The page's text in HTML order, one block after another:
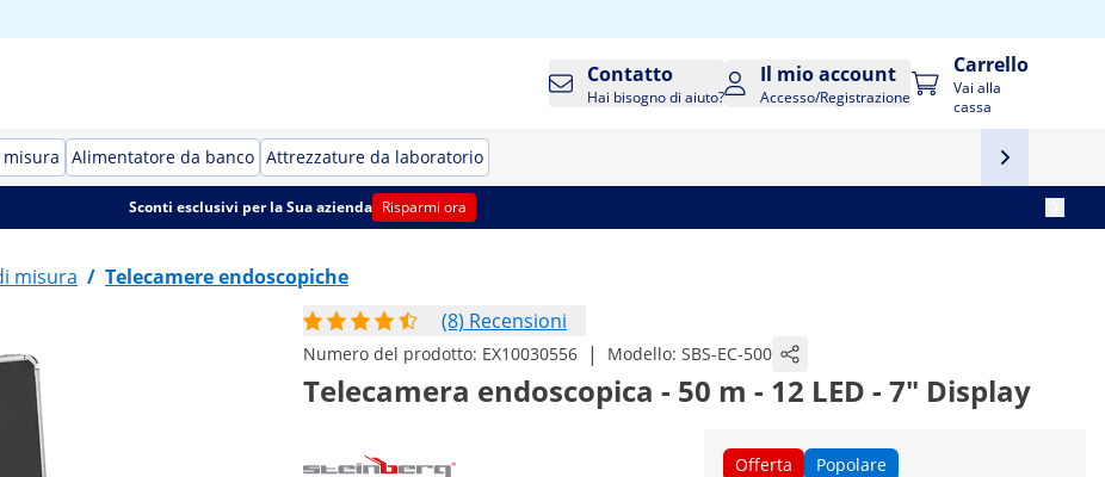
Contatto
Hai bisogno di aiuto?
Il mio account
Accesso/Registrazione
Carrello
Vai alla
cassa
Alimentatore da banco Attrezzature da laboratorio
Sconti esclusivi per la Sua azienda Risparmi ora
misura / Telecamere endoscopiche
(8) Recensioni
Numero del prodotto: EX10030556 | Modello: SBS-EC-500
Telecamera endoscopica - 50 m - 12 LED - 7" Display
Offerta Popolare